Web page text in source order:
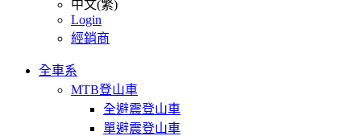
中文(繁)
Login
經銷商
全車系
MTB登山車
全避震登山車
單避震登山車